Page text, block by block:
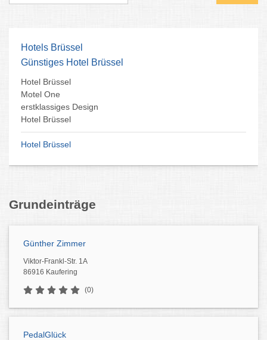
Hotels Brüssel
Günstiges Hotel Brüssel
Hotel Brüssel
Motel One
erstklassiges Design
Hotel Brüssel
Hotel Brüssel
Grundeinträge
Günther Zimmer
Viktor-Frankl-Str. 1A
86916 Kaufering
(0)
PedalGlück